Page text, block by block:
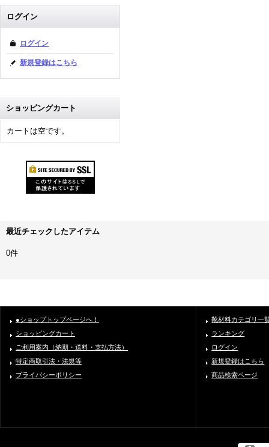
ログイン
ログイン
新規登録はこちら
ショッピングカート
カートは空です。
最近チェックしたアイテム
0件
●ショップトップページへ！
ショッピングカート
ご利用案内（納期・送料・支払方法）
特定商取引法・法規等
プライバシーポリシー
靴材料カテゴリ一
ランキング
ログイン
新規登録はこちら
商品検索ページ